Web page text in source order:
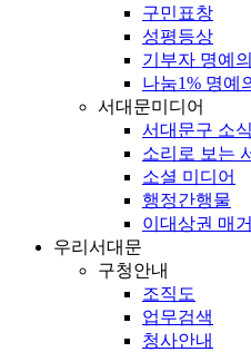
구민표창
성평등상
기부자 명예
나눔1% 명예
서대문미디어
서대문구 소
소리로 보는
소셜 미디어
행정간행물
이대상권 매
우리서대문
구청안내
조직도
업무검색
청사안내